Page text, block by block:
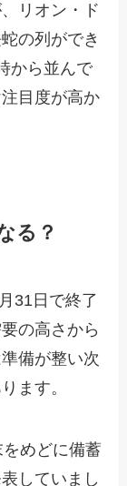
リオン・ド
の列ができ
から並んで
目度が高か
る？
31日で終了
の高さから
備が整い次
ます。
めどに備蓄
していまし